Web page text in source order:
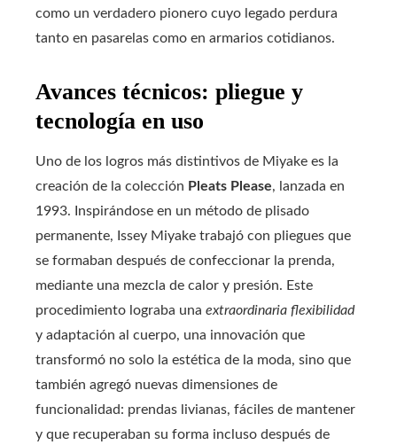
como un verdadero pionero cuyo legado perdura
tanto en pasarelas como en armarios cotidianos.
Avances técnicos: pliegue y
tecnología en uso
Uno de los logros más distintivos de Miyake es la
creación de la colección Pleats Please, lanzada en
1993. Inspirándose en un método de plisado
permanente, Issey Miyake trabajó con pliegues que
se formaban después de confeccionar la prenda,
mediante una mezcla de calor y presión. Este
procedimiento lograba una extraordinaria flexibilidad
y adaptación al cuerpo, una innovación que
transformó no solo la estética de la moda, sino que
también agregó nuevas dimensiones de
funcionalidad: prendas livianas, fáciles de mantener
y que recuperaban su forma incluso después de